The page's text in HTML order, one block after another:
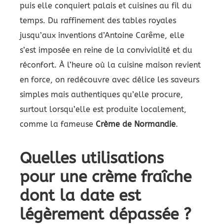
puis elle conquiert palais et cuisines au fil du
temps. Du raffinement des tables royales
jusqu’aux inventions d’Antoine Carême, elle
s’est imposée en reine de la convivialité et du
réconfort. À l’heure où la cuisine maison revient
en force, on redécouvre avec délice les saveurs
simples mais authentiques qu’elle procure,
surtout lorsqu’elle est produite localement,
comme la fameuse Crème de Normandie.
Quelles utilisations
pour une crème fraîche
dont la date est
légèrement dépassée ?